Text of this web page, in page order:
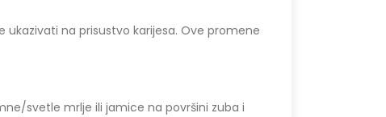
na prisustvo karijesa. Ove promene
svetle mrlje ili jamice na površini zuba i